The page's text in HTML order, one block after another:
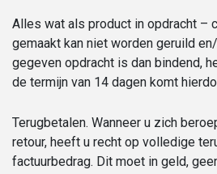
Alles wat als product in opdracht –
gemaakt kan niet worden geruild
gegeven opdracht is dan bindend,
de termijn van 14 dagen komt
Terugbetalen. Wanneer u zich
retour, heeft u recht op volledige
factuurbedrag. Dit moet in geld,